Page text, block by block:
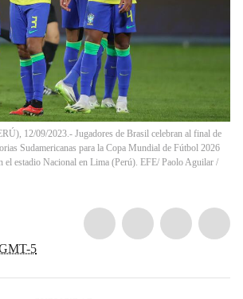
12/09/2023.- Jugadores de Brasil celebran al final de
Sudamericanas para la Copa Mundial de Fútbol 2026
el estadio Nacional en Lima (Perú). EFE/ Paolo Aguilar /
5